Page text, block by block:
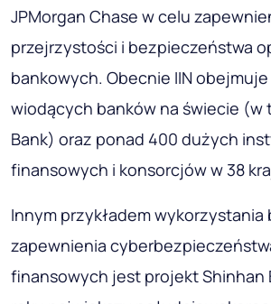
JPMorgan Chase w celu
przejrzystości i bezpieczeństwa
bankowych. Obecnie IIN
wiodących banków na świecie (w
Bank) oraz ponad 400 dużych
finansowych i konsorcjów w 38
Innym przykładem wykorzystania
zapewnienia
finansowych jest projekt Shinhan